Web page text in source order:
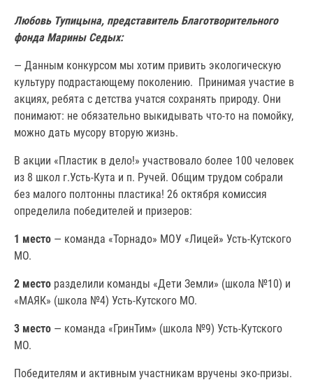
Любовь Тупицына, представитель Благотворительного
фонда Марины Седых:
— Данным конкурсом мы хотим привить экологическую
культуру подрастающему поколению. Принимая участие в
акциях, ребята с детства учатся сохранять природу. Они
понимают: не обязательно выкидывать что-то на помойку,
можно дать мусору вторую жизнь.
В акции «Пластик в дело!» участвовало более 100 человек
из 8 школ г.Усть-Кута и п. Ручей. Общим трудом собрали
без малого полтонны пластика! 26 октября комиссия
определила победителей и призеров:
1 место — команда «Торнадо» МОУ «Лицей» Усть-Кутского
МО.
2 место разделили команды «Дети Земли» (школа №10) и
«МАЯК» (школа №4) Усть-Кутского МО.
3 место — команда «ГринТим» (школа №9) Усть-Кутского
МО.
Победителям и активным участникам вручены эко-призы.